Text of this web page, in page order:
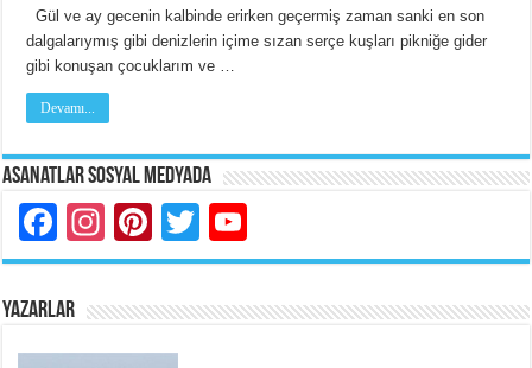
Gül ve ay gecenin kalbinde erirken geçermiş zaman sanki en son
dalgalarıymış gibi denizlerin içime sızan serçe kuşları pikniğe gider
gibi konuşan çocuklarım ve …
Devamı...
Asanatlar Sosyal Medyada
Facebook
Instagram
Pinterest
Twitter
YAZARLAR